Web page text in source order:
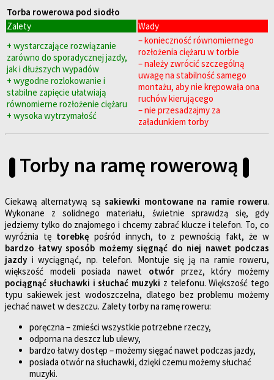
Torba rowerowa pod siodło
Zalety
Wady
+ wystarczające rozwiązanie
zarówno do sporadycznej jazdy,
jak i dłuższych wypadów
+ wygodne rozlokowanie i
stabilne zapięcie ułatwiają
równomierne rozłożenie ciężaru
+ wysoka wytrzymałość
– konieczność równomiernego
rozłożenia ciężaru w torbie
– należy zwrócić szczególną
uwagę na stabilność samego
montażu, aby nie krępowała ona
ruchów kierującego
– nie przesadzajmy za
załadunkiem torby
Torby na ramę rowerową
Ciekawą alternatywą sąsakiewki montowane na ramie roweru.
Wykonane z solidnego materiału, świetnie sprawdzą się, gdy
jedziemy tylko do znajomego i chcemy zabrać klucze i telefon. To, co
wyróżnia tę torebkę pośród innych, to z pewnością fakt, że w
bardzo łatwy sposób możemy sięgnąć do niej nawet podczas
jazdyi wyciągnąć, np. telefon. Montuje się ją na ramie roweru,
większość modeli posiada nawet otwórprzez, który możemy
pociągnąć słuchawki i słuchać muzyki z telefonu. Większość tego
typu sakiewek jest wodoszczelna, dlatego bez problemu możemy
jechać nawet w deszczu. Zalety torby na ramę roweru:
poręczna – zmieści wszystkie potrzebne rzeczy,
odporna na deszcz lub ulewy,
bardzo łatwy dostęp – możemy sięgać nawet podczas jazdy,
posiada otwór na słuchawki, dzięki czemu możemy słuchać
muzyki.